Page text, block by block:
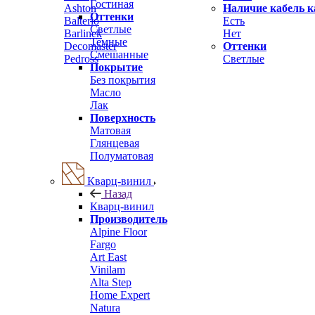
Ashton
Balterio
Barlinek
Decomaster
Pedross
Наличие кабель
Есть
Нет
Оттенки
Светлые
Гостиная
Оттенки
Светлые
Темные
Смешанные
Покрытие
Без покрытия
Масло
Лак
Поверхность
Матовая
Глянцевая
Полуматовая
Кварц-винил
Назад
Кварц-винил
Производитель
Alpine Floor
Fargo
Art East
Vinilam
Alta Step
Home Expert
Natura